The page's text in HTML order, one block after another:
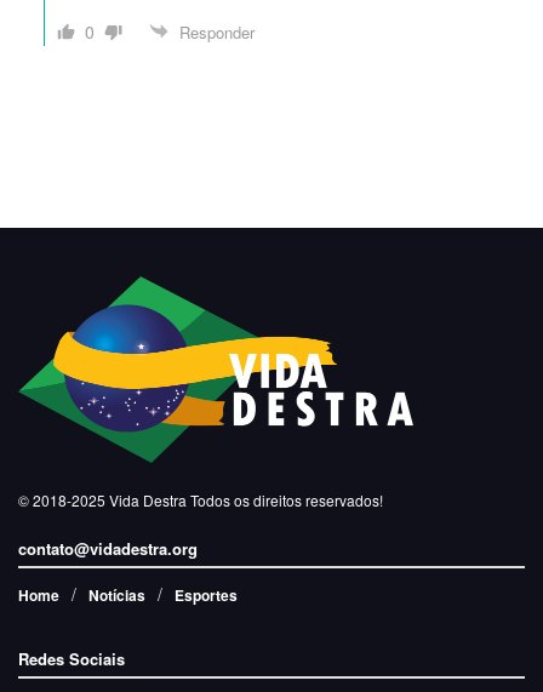
0
Responder
© 2018-2025 Vida Destra Todos os direitos reservados!
contato@vidadestra.org
Home Notícias Esportes
Redes Sociais